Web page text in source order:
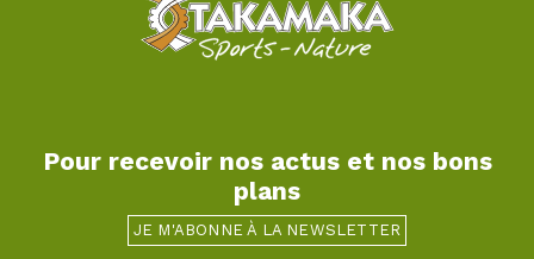
Pour recevoir nos actus et nos bons
plans
JE M'ABONNE À LA NEWSLETTER